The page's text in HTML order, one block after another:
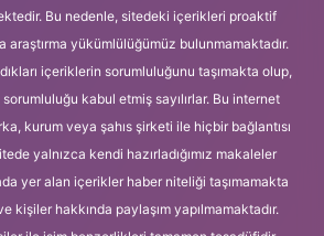
Bu nedenle, sitedeki içerikleri proaktif
yükümlülüğümüz bulunmamaktadır.
içeriklerin sorumluluğunu taşımakta olup,
kabul etmiş sayılırlar. Bu internet
kurum veya şahıs şirketi ile hiçbir bağlantısı
yalnızca kendi hazırladığımız makaleler
yer alan içerikler haber niteliği taşımamakta
kişiler hakkında paylaşım yapılmamaktadır.